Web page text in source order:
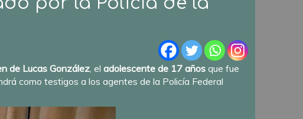
de Lucas González , eladolescente de 17 años que fue
como testigos a los agentes de la Policía Federal